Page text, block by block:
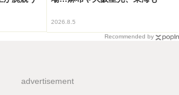
2026.8.5
Recommended by
advertisement